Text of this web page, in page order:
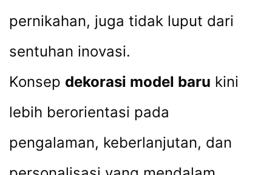
pernikahan, juga tidak luput dari
sentuhan inovasi.
Konsep dekorasi model baru kini
lebih berorientasi pada
pengalaman, keberlanjutan, dan